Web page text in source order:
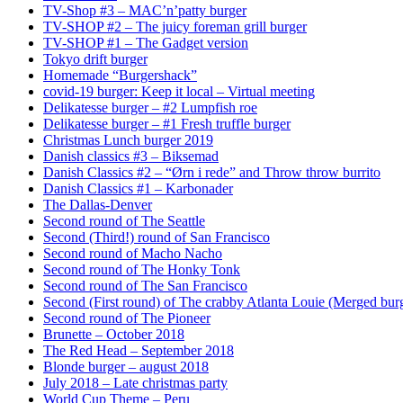
TV-Shop #3 – MAC’n’patty burger
TV-SHOP #2 – The juicy foreman grill burger
TV-SHOP #1 – The Gadget version
Tokyo drift burger
Homemade “Burgershack”
covid-19 burger: Keep it local – Virtual meeting
Delikatesse burger – #2 Lumpfish roe
Delikatesse burger – #1 Fresh truffle burger
Christmas Lunch burger 2019
Danish classics #3 – Biksemad
Danish Classics #2 – “Ørn i rede” and Throw throw burrito
Danish Classics #1 – Karbonader
The Dallas-Denver
Second round of The Seattle
Second (Third!) round of San Francisco
Second round of Macho Nacho
Second round of The Honky Tonk
Second round of The San Francisco
Second (First round) of The crabby Atlanta Louie (Merged
Second round of The Pioneer
Brunette – October 2018
The Red Head – September 2018
Blonde burger – august 2018
July 2018 – Late christmas party
World Cup Theme – Peru